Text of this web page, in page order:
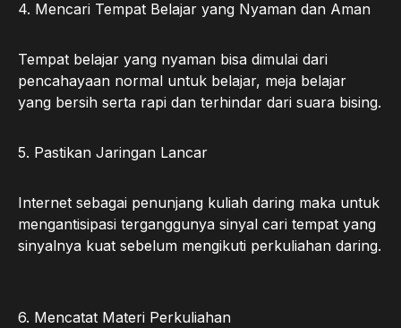
4. Mencari Tempat Belajar yang Nyaman dan Aman
Tempat belajar yang nyaman bisa dimulai dari
pencahayaan normal untuk belajar, meja belajar
yang bersih serta rapi dan terhindar dari suara bising.
5. Pastikan Jaringan Lancar
Internet sebagai penunjang kuliah daring maka untuk
mengantisipasi terganggunya sinyal cari tempat yang
sinyalnya kuat sebelum mengikuti perkuliahan daring.
6. Mencatat Materi Perkuliahan